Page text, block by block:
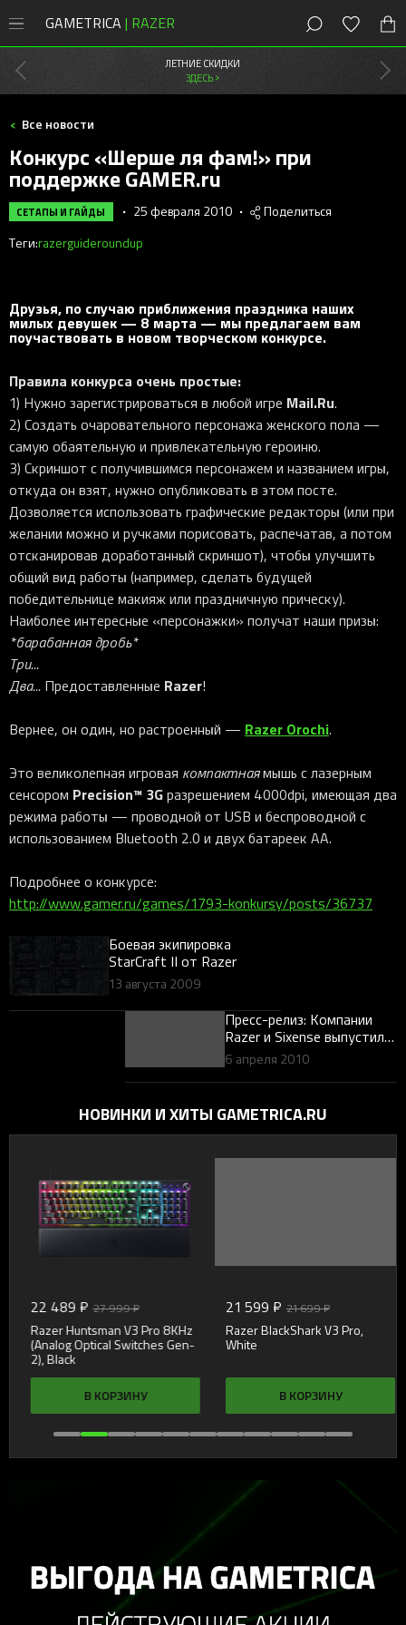
GAMETRICA | RAZER
8 (800) 200-28-81 Россия
Магазин
Акции
Мыши
Коврики
Стриминг
Рюкзаки
Аксессуары
Новинки
ПК
Мыши Razer
Naga
Orochi V2
Pro Click
Аксессуары для мышей
Игровые мыши
Клавиатуры Razer
Ornata
Pro Type
Tartarus
Аксессуары для клавиатур
Все клавиатуры
Blackshark
Kraken Kitty
Hammerhead
Аксессуары для аудио
Все аудио для ПК
Leviathan
Clio
Wireless Control Pod
Стриминг Razer
Seiren
Kraken Kitty
Kiyo
Контроллеры
Освещение
Ripsaw
Все устройства
Atlas
Goliathus
Firefly
HyperFlux V2
Strider
Sphex
Gigantus
Pro Glide
Офисный Razer
Pro Click V2
Pro Click V2 Vertical
Pro Type Ergo
Pro Type
Pro Glide XXL
Аксессуары
Коллаборации
Софт
Synapse 4
Synapse 3
Chroma™ RGB
THX Spatial
7.1 Sound
Virtual Ring Light
Razer Axon
Cortex
Консоли
PlayStation
Контроллеры
Аксессуары
Android-приложения
iOS-приложения
Новости
Новые игры
Сетапы и гайды
Киберспорт
Игровые ивенты
Бонусы
ЛЕТНИЕ СКИДКИ
ЗДЕСЬ >
Все новости
Конкурс «Шерше ля фам!» при
поддержке GAMER.ru
СЕТАПЫ И ГАЙДЫ • 25 февраля 2010 • Поделиться
Теги:razerguideroundup
Друзья, по случаю приближения праздника наших
милых девушек — 8 марта — мы предлагаем вам
поучаствовать в новом творческом конкурсе.
Правила конкурса очень простые:
1) Нужно зарегистрироваться в любой игре Mail.Ru.
2) Создать очаровательного персонажа женского пола —
самую обаятельную и привлекательную героиню.
3) Скриншот с получившимся персонажем и названием игры,
откуда он взят, нужно опубликовать в этом посте.
Дозволяется использовать графические редакторы (или при
желании можно и ручками порисовать, распечатав, а потом
отсканировав доработанный скриншот), чтобы улучшить
общий вид работы (например, сделать будущей
победительнице макияж или праздничную прическу).
Наиболее интересные «персонажки» получат наши призы:
*барабанная дробь*
Три...
Два... Предоставленные Razer!
Вернее, он один, но растроенный — Razer Orochi.
Это великолепная игровая компактнаямышь с лазерным
сенсором Precision™ 3Gразрешением 4000dpi, имеющая два
режима работы — проводной от USB и беспроводной с
использованием Bluetooth 2.0 и двух батареек АА.
Подробнее о конкурсе:
http://www.gamer.ru/games/1793-konkursy/posts/36737
Боевая экипировка
StarCraft II от Razer
13 августа 2009
Пресс-релиз: Компании
Razer и Sixense выпустили
SDK и библиотеку утилит
FPS-шутера для
распространения через
Steam
6 апреля 2010
НОВИНКИ И ХИТЫ GAMETRICA.RU
22 489 ₽ 27 999 ₽
Razer Huntsman V3 Pro 8KHz
(Analog Optical Switches Gen-
2), Black
В КОРЗИНУ
21 599 ₽ 21 699 ₽
Razer BlackShark V3 Pro,
White
В КОРЗИНУ